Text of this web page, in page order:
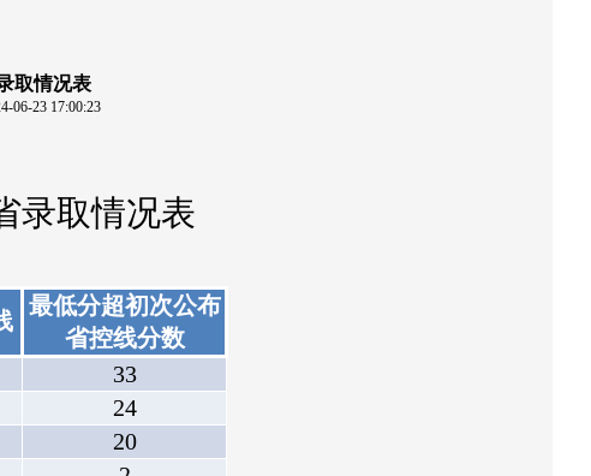
取情况表
06-23 17:00:23
录取情况表
最低分超初次公布
省控线分数
33
24
20